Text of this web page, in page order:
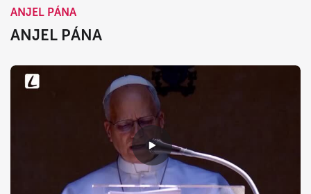
ANJEL PÁNA
ANJEL PÁNA